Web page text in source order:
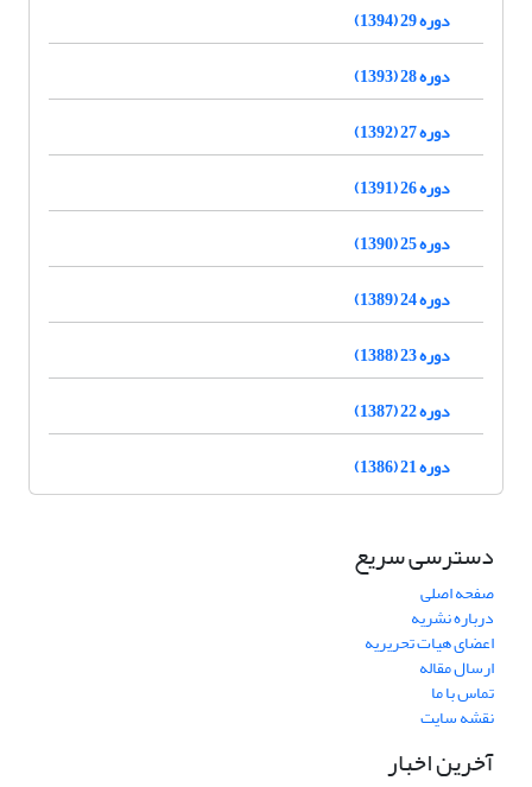
دوره 29 (1394)
دوره 28 (1393)
دوره 27 (1392)
دوره 26 (1391)
دوره 25 (1390)
دوره 24 (1389)
دوره 23 (1388)
دوره 22 (1387)
دوره 21 (1386)
دسترسی سریع
صفحه اصلی
درباره نشریه
اعضای هیات تحریریه
ارسال مقاله
تماس با ما
نقشه سایت
آخرین اخبار